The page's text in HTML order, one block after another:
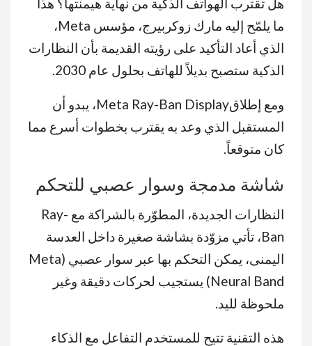
ما يلمّح إليه مارك زوكربيرج، مؤسس Meta،
الذي أعاد التأكيد على رؤيته القديمة بأن النظارات
الذكية ستصبح بديلاً للهاتف بحلول عام 2030.
ومع إطلاقMeta Ray-Ban Display، يبدو أن
المستقبل الذي وعد به يقترب بخطوات أسرع مما
كان متوقعاً.
شاشة مدمجة وسوار عصبي للتحكم
النظارات الجديدة، المطوّرة بالشراكة مع Ray-
Ban، تأتي مزوّدة بشاشة صغيرة داخل العدسة
اليمنى، يمكن التحكم بها عبر سوار عصبي (Meta
Neural Band) يستجيب لحركات دقيقة وغير
ملحوظة لليد.
هذه التقنية تتيح للمستخدم التفاعل مع الذكاء